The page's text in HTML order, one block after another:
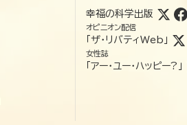
幸福の科学出版
オピニオン配信
「ザ・リバティWeb」
女性誌
「アー・ユー・ハッピー?」